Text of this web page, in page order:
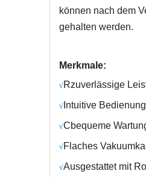
können nach dem
gehalten werden.
Merkmale:
√Rzuverlässige
√ Intuitive Bedienung
√Cbequeme
√Flaches
√Ausgestattet mit